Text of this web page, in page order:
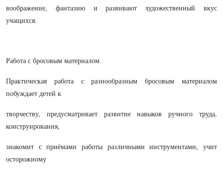
воображение, фантазию и развивают художественный вкус
учащихся.
Работа с бросовым материалом.
Практическая работа с разнообразным бросовым материалом
побуждает детей к
творчеству, предусматривает развитие навыков ручного труда,
конструирования,
знакомит с приёмами работы различными инструментами, учит
осторожному